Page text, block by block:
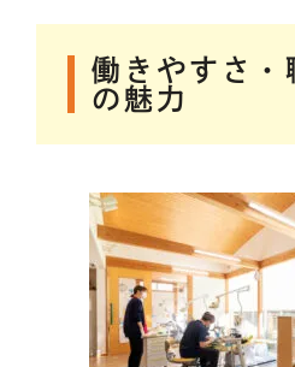
働きやすさ・
の魅力